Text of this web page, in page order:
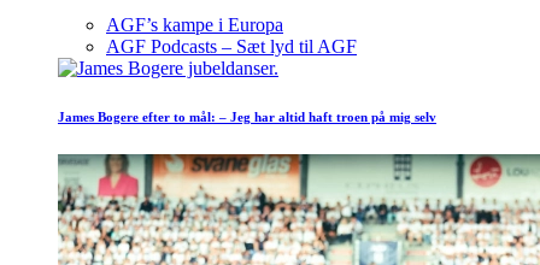
AGF’s kampe i Europa
AGF Podcasts – Sæt lyd til AGF
James Bogere efter to mål: – Jeg har altid haft troen på mig selv